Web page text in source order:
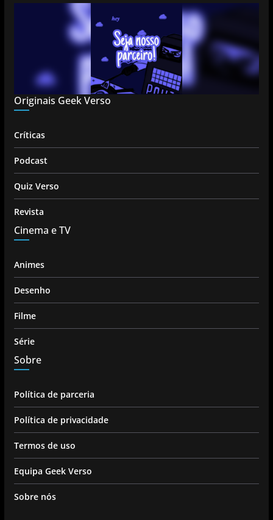
Originais Geek Verso
Críticas
Podcast
Quiz Verso
Revista
Cinema e TV
Animes
Desenho
Filme
Série
Sobre
Política de parceria
Política de privacidade
Termos de uso
Equipa Geek Verso
Sobre nós